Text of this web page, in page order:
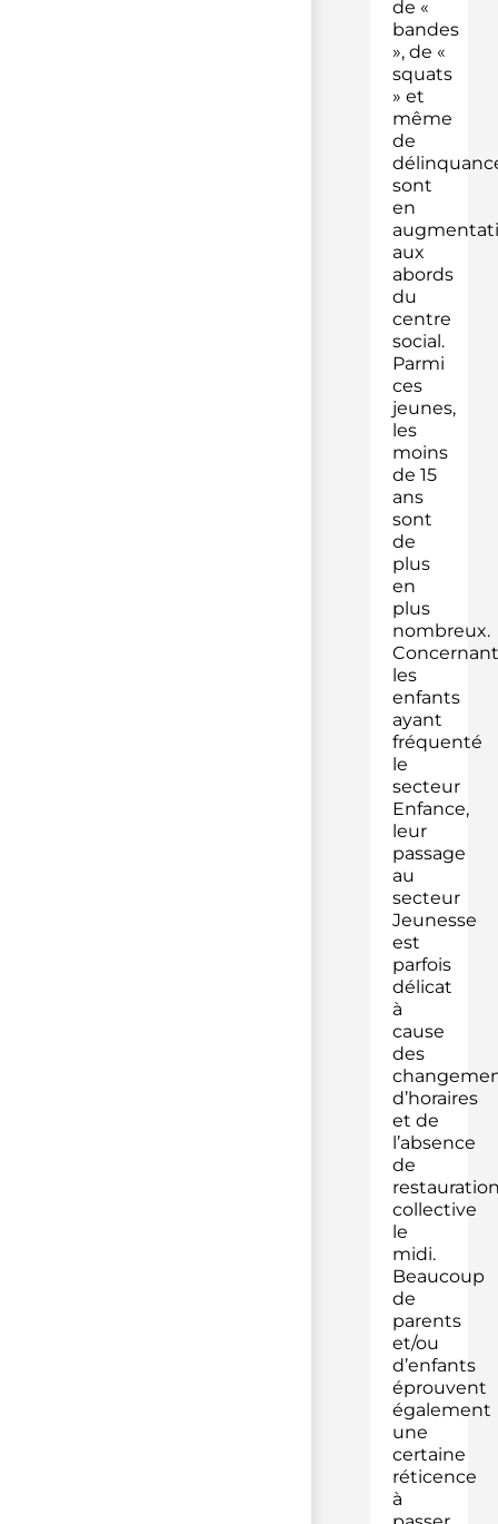
de «
bandes
», de «
squats
» et
même
de
sont
en
aux
abords
du
centre
social.
Parmi
ces
jeunes,
les
moins
de 15
ans
sont
de
plus
en
plus
nombreux.
Concernant
les
enfants
ayant
fréquenté
le
secteur
Enfance,
leur
passage
au
secteur
Jeunesse
est
parfois
délicat
à
cause
des
d’horaires
et de
l’absence
de
collective
le
midi.
Beaucoup
de
parents
et/ou
d’enfants
éprouvent
également
une
certaine
réticence
à